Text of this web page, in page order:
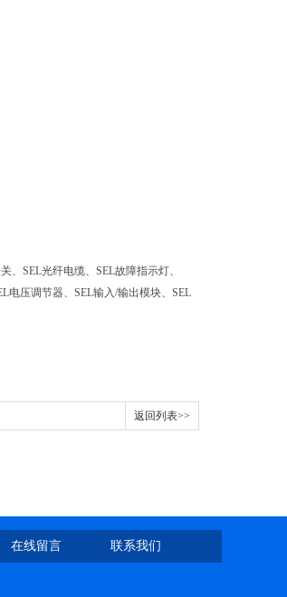
、 SEL光纤电缆、 SEL故障指示灯、
电压调节器、 SEL输入/输出模块、 SEL
返回列表>>
在线留言 联系我们